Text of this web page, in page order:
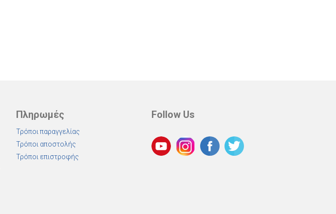
Πληρωμές
Τρόποι παραγγελίας
Τρόποι αποστολής
Τρόποι επιστροφής
Follow Us